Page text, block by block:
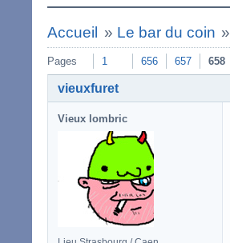
Accueil » Le bar du coin »
Pages 1 656 657 658
vieuxfuret
Vieux lombric